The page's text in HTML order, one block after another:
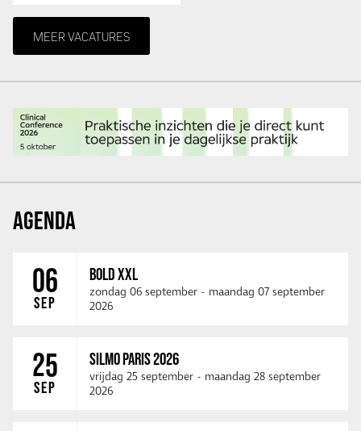
MEER VACATURES
AGENDA
06
SEP
BOLD XXL
zondag 06 september - maandag 07 september
2026
25
SEP
SILMO PARIS 2026
vrijdag 25 september - maandag 28 september
2026